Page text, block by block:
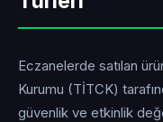
Eczanelerde satılan
Kurumu (TİTCK)
güvenlik ve etkinlik